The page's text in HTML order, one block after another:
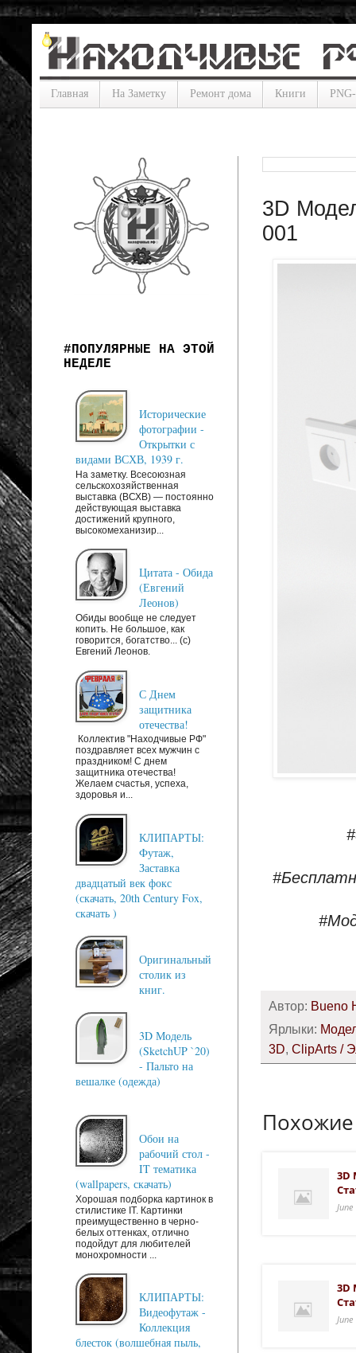
Главная На Заметку Ремонт дома Книги
3D
001
Автор: Bueno
Ярлыки:
3D, ClipArts /
3D
3D
#ПОПУЛЯРНЫЕ НА ЭТОЙ
НЕДЕЛЕ
Исторические
фотографии -
Открытки с
видами ВСХВ, 1939 г.
На заметку. Всесоюзная
сельскохозяйственная
выставка (ВСХВ) — постоянно
действующая выставка
достижений крупного,
высокомеханизир...
Цитата - Обида
(Евгений
Леонов)
Обиды вообще не следует
копить. Не большое, как
говорится, богатство... (c)
Евгений Леонов.
С Днем
защитника
отечества!
Коллектив "Находчивые РФ"
поздравляет всех мужчин с
праздником! С днем
защитника отечества!
Желаем счастья, успеха,
здоровья и...
КЛИПАРТЫ:
Футаж,
Заставка
двадцатый век фокс
(скачать, 20th Century Fox,
скачать )
Оригинальный
столик из
книг.
3D Модель
(SketchUP `20)
- Пальто на
вешалке (одежда)
Обои на
рабочий стол -
IT тематика
(wallpapers, скачать)
Хорошая подборка картинок в
стилистике IT. Картинки
преимущественно в черно-
белых оттенках, отлично
подойдут для любителей
монохромности ...
КЛИПАРТЫ:
Видеофутаж -
Коллекция
блесток (волшебная пыль,